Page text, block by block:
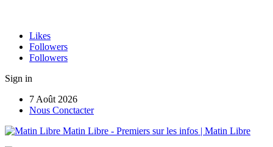
Likes
Followers
Followers
Sign in
7 Août 2026
Nous Conctacter
Matin Libre - Premiers sur les infos | Matin Libre